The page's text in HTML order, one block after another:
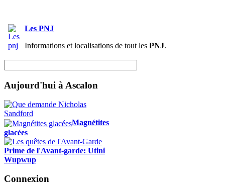
Les PNJ
Informations et localisations de tout les PNJ.
Aujourd'hui à Ascalon
Magnétites
glacées
Prime de l'Avant-garde: Utini
Wupwup
Connexion